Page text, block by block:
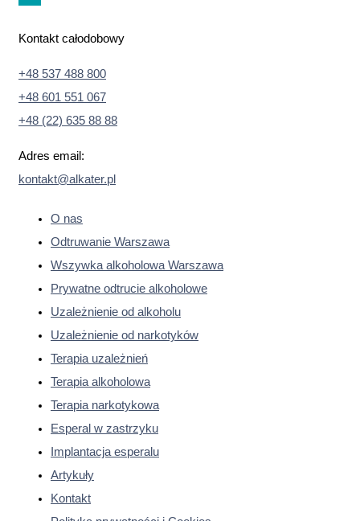
Kontakt całodobowy
+48 537 488 800
+48 601 551 067
+48 (22) 635 88 88
Adres email:
kontakt@alkater.pl
O nas
Odtruwanie Warszawa
Wszywka alkoholowa Warszawa
Prywatne odtrucie alkoholowe
Uzależnienie od alkoholu
Uzależnienie od narkotyków
Terapia uzależnień
Terapia alkoholowa
Terapia narkotykowa
Esperal w zastrzyku
Implantacja esperalu
Artykuły
Kontakt